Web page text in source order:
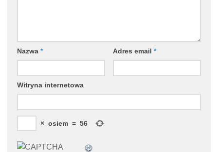
Nazwa * Adres email *
Witryna internetowa
× osiem = 56